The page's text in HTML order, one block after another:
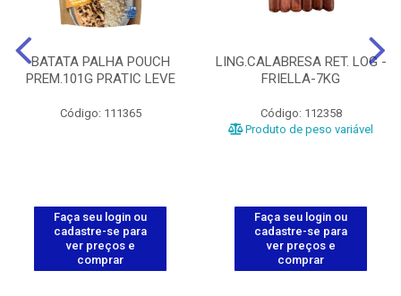
BATATA PALHA POUCH
PREM.101G PRATIC LEVE
Código: 111365
Faça seu login ou
cadastre-se para
ver preços e
comprar
LING.CALABRESA RET. LOG -
FRIELLA-7KG
Código: 112358
Produto de peso variável
Faça seu login ou
cadastre-se para
ver preços e
comprar